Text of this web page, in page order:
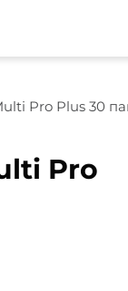
Pro Plus 30
Pro